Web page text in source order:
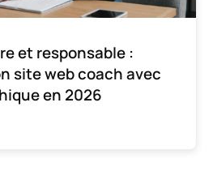
et responsable :
site web coach avec
en 2026